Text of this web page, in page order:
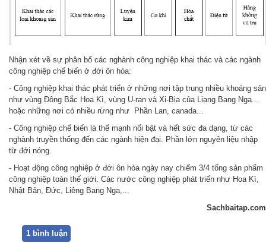
Nhận xét về sự phân bố các nghành công nghiệp khai thác và các ngành
công nghiệp chế biến ở đới ôn hòa:
- Công nghiệp khai thác phát triển ở những nơi tập trung nhiều khoáng sản
như vùng Đông Bắc Hoa Kì, vùng U-ran và Xi-Bia của Liang Bang Nga...
hoặc những nơi có nhiều rừng như Phần Lan, canada...
- Công nghiệp chế biến là thế mạnh nổi bật và hết sức đa dạng, từ các
nghành truyền thống đến các ngành hiện đại. Phần lớn nguyên liệu nhập
từ đới nóng.
- Hoạt động công nghiệp ở đới ôn hòa ngày nay chiếm 3/4 tổng sản phẩm
công nghiệp toàn thế giới. Các nước công nghiệp phát triển như Hoa Kì,
Nhật Bản, Đức, Liêng Bang Nga,...
Sachbaitap.com
1 bình luận